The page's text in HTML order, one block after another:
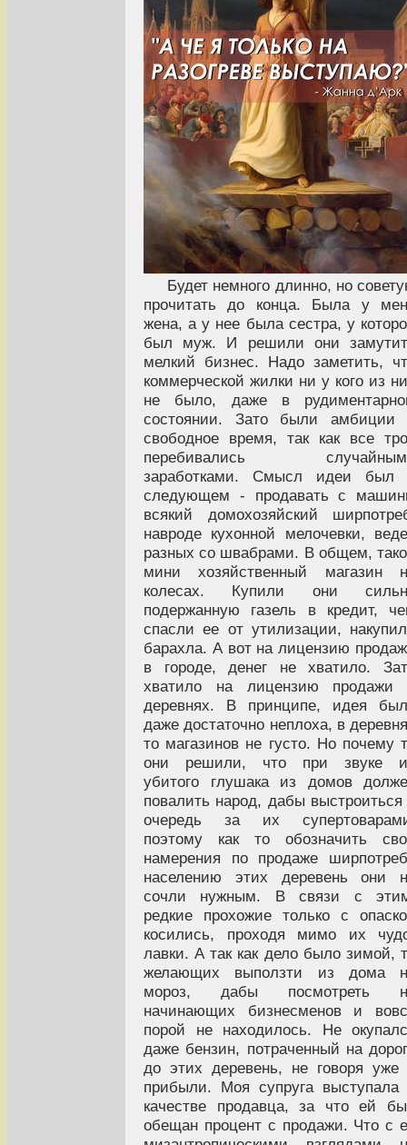
Будет немного длинно, но
прочитать до конца. Была у
жена, а у нее была сестра, у
был муж. И решили они
мелкий бизнес. Надо заметить,
коммерческой жилки ни у кого из
не было, даже в
состоянии. Зато были амбиции
свободное время, так как все
перебивались
заработками. Смысл идеи был
следующем - продавать с
всякий домохозяйский
навроде кухонной мелочевки,
разных со швабрами. В общем,
мини хозяйственный магазин
колесах. Купили они
подержанную газель в кредит,
спасли ее от утилизации,
барахла. А вот на лицензию
в городе, денег не хватило.
хватило на лицензию продажи
деревнях. В принципе, идея
даже достаточно неплоха, в
то магазинов не густо. Но почему
они решили, что при звуке
убитого глушака из домов
повалить народ, дабы выстроиться
очередь за их
поэтому как то обозначить
намерения по продаже
населению этих деревень они
сочли нужным. В связи с
редкие прохожие только с
косились, проходя мимо их
лавки. А так как дело было зимой,
желающих выползти из дома
мороз, дабы посмотреть
начинающих бизнесменов и
порой не находилось. Не
даже бензин, потраченный на
до этих деревень, не говоря уже
прибыли. Моя супруга выступала
качестве продавца, за что ей
обещан процент с продажи. Что с